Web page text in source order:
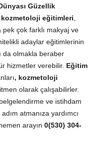
Güzellik
kozmetoloji eğitimleri,
pek çok farklı makyaj ve
adaylar eğitimlerinin
da olmakla beraber
hizmetler verebilir. Eğitim
, kozmetoloji
olarak çalışabilirler.
ve istihdam
atmanıza yardımcı
arayın 0(530) 304-